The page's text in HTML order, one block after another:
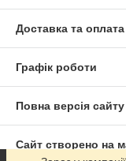
Доставка та оплата
Графік роботи
Повна версія сайту
Сайт створено на